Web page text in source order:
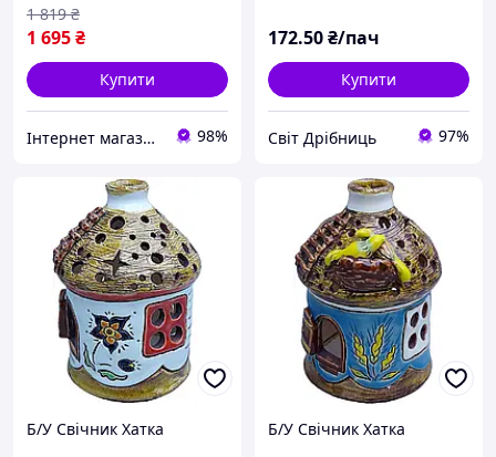
1 695₴
1 819 ₴
Купити
Інтернет магазин Zolotoy-sad 98%
172.50₴/пач
Купити
Світ Дрібниць 97%
Б/У Свічник Хатка Б/У Свічник Хатка